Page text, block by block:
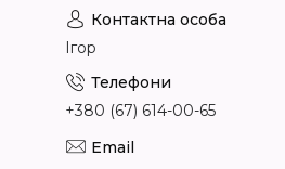
Ігор
+380 (67) 614-00-65